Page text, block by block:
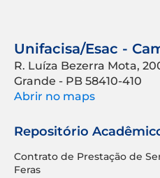
Unifacisa/Esac -
R. Luíza Bezerra Mota,
Grande - PB 58410-410
Abrir no maps
Repositório
Contrato de Prestação de
Feras